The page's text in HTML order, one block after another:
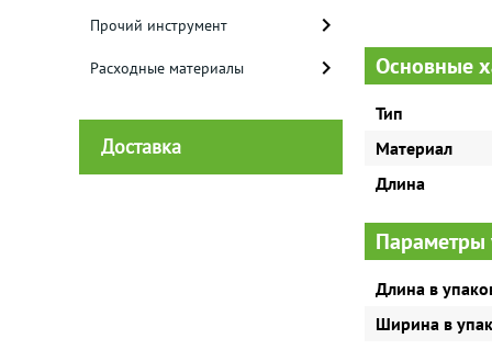
Прочий инструмент
Расходные материалы
Доставка
Основные
Тип
Материал
Длина
Параметры
Длина в
Ширина в